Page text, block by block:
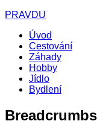
PRAVDU
Úvod
Cestování
Záhady
Hobby
Jídlo
Bydlení
Breadcrumbs